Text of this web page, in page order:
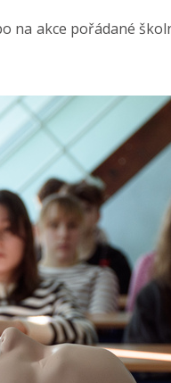
na akce pořádané